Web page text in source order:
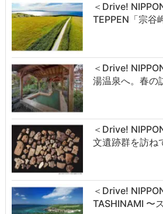
＜Drive!
TEPPEN「宗谷
＜Drive!
湯温泉へ。春の
＜Drive!
文遺跡群を訪ね
＜Drive!
TASHINAMI 〜